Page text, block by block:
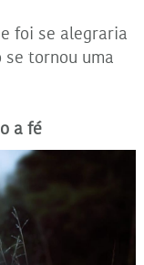
foi se alegraria
tornou uma
a fé